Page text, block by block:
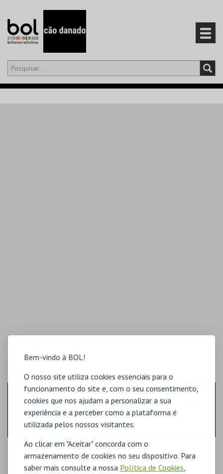
Bem-vindo à BOL!
O nosso site utiliza cookies essenciais para o
funcionamento do site e, com o seu consentimento,
cookies que nos ajudam a personalizar a sua
experiência e a perceber como a plataforma é
utilizada pelos nossos visitantes.
Ao clicar em "Aceitar" concorda com o
armazenamento de cookies no seu dispositivo. Para
saber mais consulte a nossa Política de Cookies,
Olá,iniciar sessão
LOCALIZAÇÃO
Rua José Carvalho - Complexo Industrial A Reguladora - nº 671
4650-353 Vila Nova de Famalicão